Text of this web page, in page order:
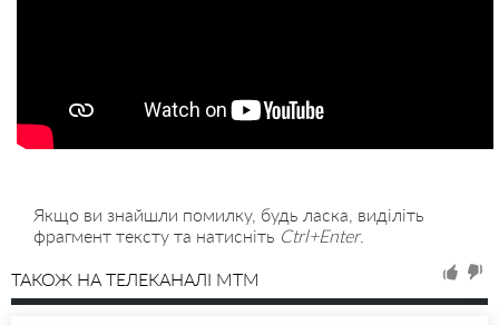
Якщо ви знайшли помилку, будь ласка, виділіть
фрагмент тексту та натисніть Ctrl+Enter.
ТАКОЖ НА ТЕЛЕКАНАЛІ MTM